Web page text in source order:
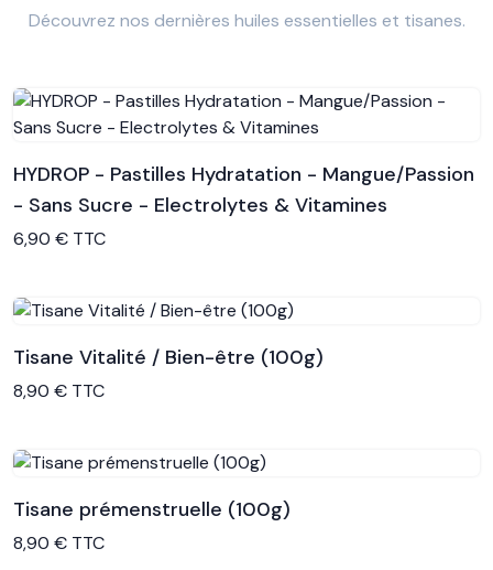
Découvrez nos dernières huiles essentielles et tisanes.
Voir le produit
HYDROP - Pastilles Hydratation - Mangue/Passion
- Sans Sucre - Electrolytes & Vitamines
6,90 € TTC
Voir le produit
Tisane Vitalité / Bien-être (100g)
8,90 € TTC
Voir le produit
Tisane prémenstruelle (100g)
8,90 € TTC